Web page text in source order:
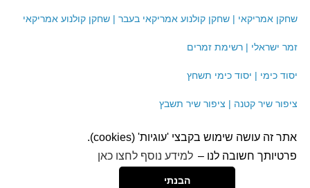
אתר זה עושה שימוש בקבצי 'עוגיות' (cookies).
פרטיותך חשובה לנו – למידע נוסף לחצו כאן
הבנתי
שחקן אמריקאי | שחקן קולנוע אמריקאי בעבר | שחקן קולנוע אמריקאי
זמר ישראלי | רשימת זמרים
יסוד כימי | יסוד כימי תשחץ
ציפור שיר קטנה | ציפור שיר תשבץ
הצהרת נגישות |תקנון אתר|עזרה